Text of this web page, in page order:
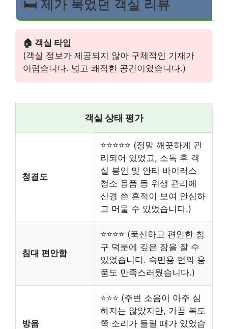
🛏️ 제가 묵었던 객실 리뷰
🏠 객실 타입
(객실 정보가 제공되지 않아 구체적인 기재가
어렵습니다. 넓고 쾌적한 공간이었습니다.)
객실 상태 평가
청결도
⭐⭐⭐⭐⭐ (정말 깨끗하게 관
리되어 있었고, 소독 후 객
실 봉인 및 안티 바이러스
청소 용품 등 위생 관리에
신경 쓴 흔적이 보여 안심하
고 머물 수 있었습니다.)
침대 편안함
⭐⭐⭐⭐ (푹신하고 편안한 침
구 덕분에 깊은 잠을 잘 수
있었습니다. 숙면용 편의 용
품도 만족스러웠습니다.)
방음
⭐⭐⭐ (주변 소음이 아주 심
하지는 않았지만, 가끔 복도
쪽 소리가 들릴 때가 있었습